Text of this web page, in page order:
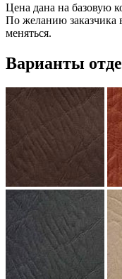
Цена дана на базовую
По желанию заказчика
меняться.
Варианты